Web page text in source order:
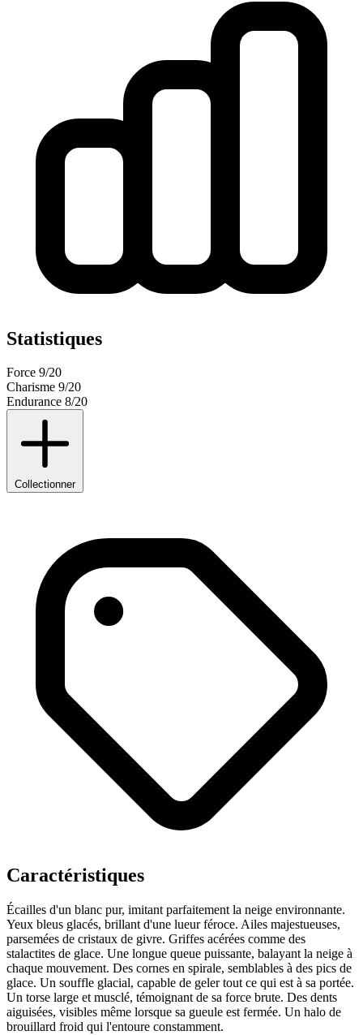
Statistiques
Force 9/20
Charisme 9/20
Endurance 8/20
Collectionner
Caractéristiques
Écailles d'un blanc pur, imitant parfaitement la neige environnante.
Yeux bleus glacés, brillant d'une lueur féroce. Ailes majestueuses,
parsemées de cristaux de givre. Griffes acérées comme des
stalactites de glace. Une longue queue puissante, balayant la neige à
chaque mouvement. Des cornes en spirale, semblables à des pics de
glace. Un souffle glacial, capable de geler tout ce qui est à sa portée.
Un torse large et musclé, témoignant de sa force brute. Des dents
aiguisées, visibles même lorsque sa gueule est fermée. Un halo de
brouillard froid qui l'entoure constamment.